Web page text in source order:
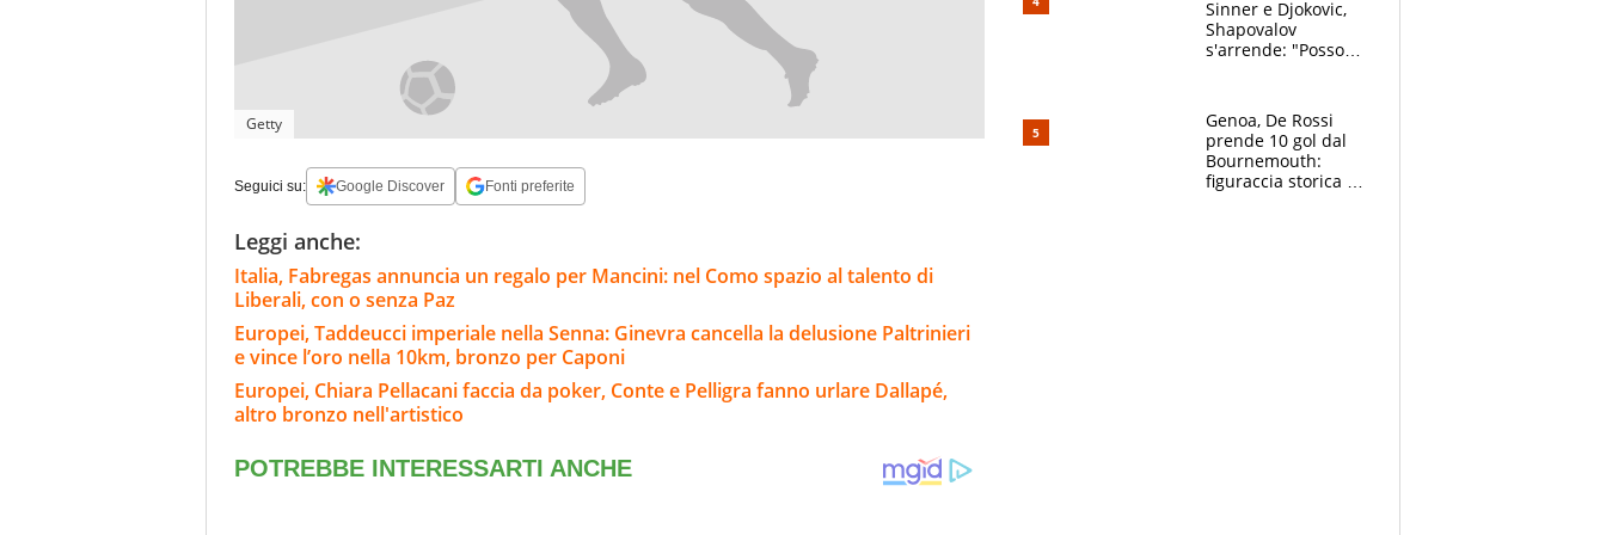
Getty
Seguici su: Google Discover Fonti preferite
Leggi anche:
Italia, Fabregas annuncia un regalo per Mancini: nel Como spazio al talento di
Liberali, con o senza Paz
Europei, Taddeucci imperiale nella Senna: Ginevra cancella la delusione Paltrinieri
e vince l’oro nella 10km, bronzo per Caponi
Europei, Chiara Pellacani faccia da poker, Conte e Pelligra fanno urlare Dallapé,
altro bronzo nell'artistico
Sinner e Djokovic,
Shapovalov
s'arrende: "Posso
Genoa, De Rossi
prende 10 gol dal
Bournemouth:
figuraccia storica ed